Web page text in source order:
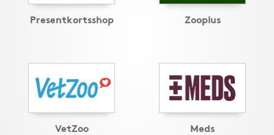
Presentkortsshop Zooplus
VetZoo Meds